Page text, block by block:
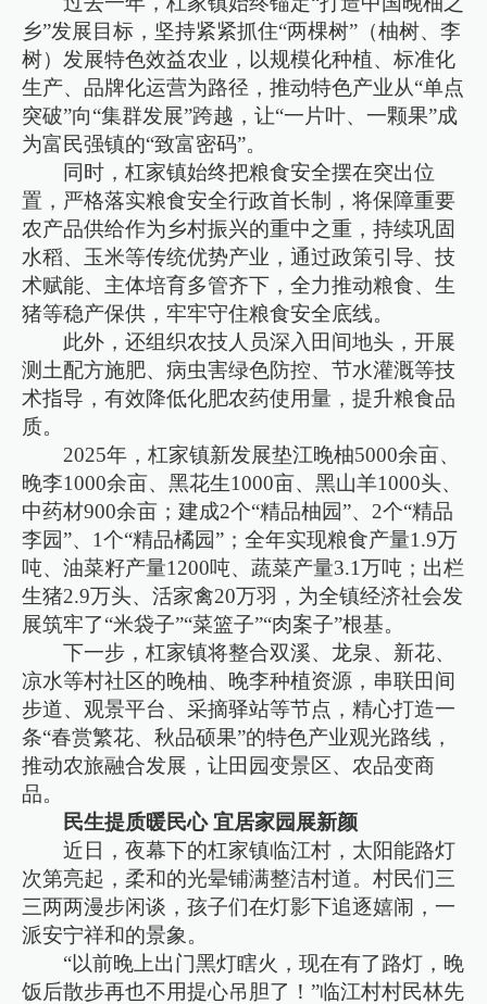
乡”发展目标，坚持紧紧抓住“两棵树”（柚树、李
树）发展特色效益农业，以规模化种植、标准化
生产、品牌化运营为路径，推动特色产业从“单点
突破”向“集群发展”跨越，让“一片叶、一颗果”成
为富民强镇的“致富密码”。
同时，杠家镇始终把粮食安全摆在突出位
置，严格落实粮食安全行政首长制，将保障重要
农产品供给作为乡村振兴的重中之重，持续巩固
水稻、玉米等传统优势产业，通过政策引导、技
术赋能、主体培育多管齐下，全力推动粮食、生
猪等稳产保供，牢牢守住粮食安全底线。
此外，还组织农技人员深入田间地头，开展
测土配方施肥、病虫害绿色防控、节水灌溉等技
术指导，有效降低化肥农药使用量，提升粮食品
质。
2025年，杠家镇新发展垫江晚柚5000余亩、
晚李1000余亩、黑花生1000亩、黑山羊1000头、
中药材900余亩；建成2个“精品柚园”、2个“精品
李园”、1个“精品橘园”；全年实现粮食产量1.9万
吨、油菜籽产量1200吨、蔬菜产量3.1万吨；出栏
生猪2.9万头、活家禽20万羽，为全镇经济社会发
展筑牢了“米袋子”“菜篮子”“肉案子”根基。
下一步，杠家镇将整合双溪、龙泉、新花、
凉水等村社区的晚柚、晚李种植资源，串联田间
步道、观景平台、采摘驿站等节点，精心打造一
条“春赏繁花、秋品硕果”的特色产业观光路线，
推动农旅融合发展，让田园变景区、农品变商
品。
民生提质暖民心 宜居家园展新颜
近日，夜幕下的杠家镇临江村，太阳能路灯
次第亮起，柔和的光晕铺满整洁村道。村民们三
三两两漫步闲谈，孩子们在灯影下追逐嬉闹，一
派安宁祥和的景象。
“以前晚上出门黑灯瞎火，现在有了路灯，晚
饭后散步再也不用提心吊胆了！”临江村村民林先